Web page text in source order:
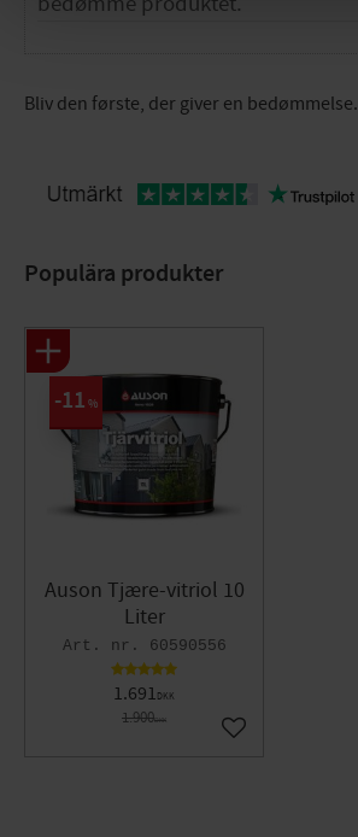
Bliv den første, der giver en bedømmelse.
Populära produkter
Auson Tjære-vitriol 10
Liter
60590556
1.691DKK
1.900DKK
11 %
Gem som favorit